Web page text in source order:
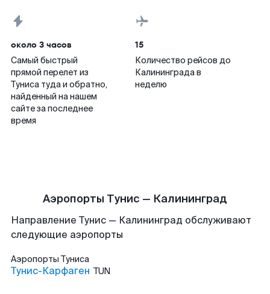
около 3 часов
Самый быстрый
прямой перелет из
Туниса туда и обратно,
найденный на нашем
сайте за последнее
время
15
Количество рейсов до
Калининграда в
неделю
Аэропорты Тунис — Калининград
Направление Тунис — Калининград обслуживают
следующие аэропорты
Аэропорты Туниса
Тунис-Карфаген TUN